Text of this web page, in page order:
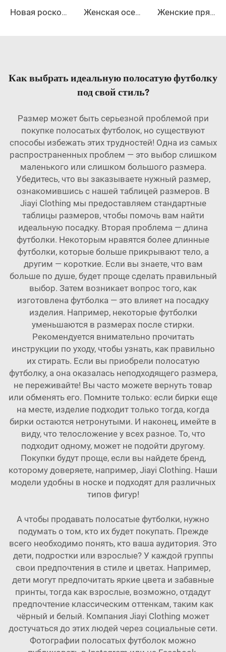
Новая роскошная длинная женская блестящая пуховая куртка большого размера, высокая водонепроницаемая женская пуховая куртка-пальто Женская осенняя новая модная укороченная блейзер-куртка из смесового материала, винтажное пальто с длинными рукавами, женская верхняя одежда, стильная женская одежда Женские прямые длинные брюки палаццо с высокой талией, повседневные свободные брюки с застежкой-молнией для офиса, бизнеса, работы весной
Как выбрать идеальную полосатую футболку
под свой стиль?
Размер может быть серьезной проблемой при
покупке полосатых футболок, но существуют
способы избежать этих трудностей! Одна из самых
распространенных проблем — это выбор слишком
маленького или слишком большого размера.
Убедитесь, что вы заказываете нужный размер,
ознакомившись с нашей таблицей размеров. В
Jiayi Clothing мы предоставляем стандартные
таблицы размеров, чтобы помочь вам найти
идеальную посадку. Вторая проблема — длина
футболки. Некоторым нравятся более длинные
футболки, которые больше прикрывают тело, а
другим — короткие. Если вы знаете, что вам
больше по душе, будет проще сделать правильный
выбор. Затем возникает вопрос того, как
изготовлена футболка — это влияет на посадку
изделия. Например, некоторые футболки
уменьшаются в размерах после стирки.
Рекомендуется внимательно прочитать
инструкции по уходу, чтобы узнать, как правильно
их стирать. Если вы приобрели полосатую
футболку, а она оказалась неподходящего размера,
не переживайте! Вы часто можете вернуть товар
или обменять его. Помните только: если бирки еще
на месте, изделие подходит только тогда, когда
бирки остаются нетронутыми. И наконец, имейте в
виду, что телосложение у всех разное. То, что
подходит одному, может не подойти другому.
Покупки будут проще, если вы найдете бренд,
которому доверяете, например, Jiayi Clothing. Наши
модели удобны в носке и подходят для различных
типов фигур!
А чтобы продавать полосатые футболки, нужно
подумать о том, кто их будет покупать. Прежде
всего необходимо понять, кто ваша аудитория. Это
дети, подростки или взрослые? У каждой группы
свои предпочтения в стиле и цветах. Например,
дети могут предпочитать яркие цвета и забавные
принты, тогда как взрослые, возможно, отдадут
предпочтение классическим оттенкам, таким как
чёрный и белый. Компания Jiayi Clothing может
достучаться до этих людей через социальные сети.
Фотографии полосатых футболок можно